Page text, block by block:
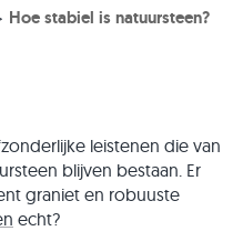
Kalksteen straatstenen
Travertin stapelblokken
Hoe stabiel is natuursteen?
leistenen die van
blijven bestaan. Er
graniet en robuuste
echt?